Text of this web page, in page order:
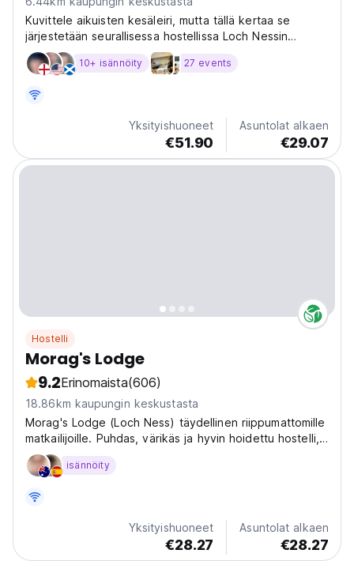
Kuvittele aikuisten kesäleiri, mutta tällä kertaa se
järjestetään seurallisessa hostellissa Loch Nessin
rannalla Skotlannin Ylämailla (joten pakkaa mukaan
sadetakki, varmuuden vuoksi!)
10+ isännöity 27 events
Yksityishuoneet
€51.90
Asuntolat alkaen
€29.07
Hostelli
Morag's Lodge
9.2Erinomaista(606)
18.86km kaupungin keskustasta
Morag's Lodge (Loch Ness) täydellinen riippumattomille
matkailijoille. Puhdas, värikäs ja hyvin hoidettu hostelli,
josta on upeat näkymät Fort Augustukseen. Lonely
Planet (Skotlanti)
isännöity
Yksityishuoneet
€28.27
Asuntolat alkaen
€28.27